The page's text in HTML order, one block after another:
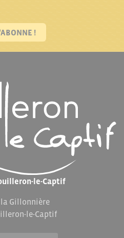
!
le-Captif
la Gillonnière
le-Captif